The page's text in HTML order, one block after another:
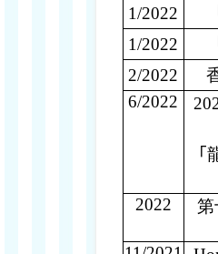
1/2022
1/2022
2/2022
6/2022
「
2022 第